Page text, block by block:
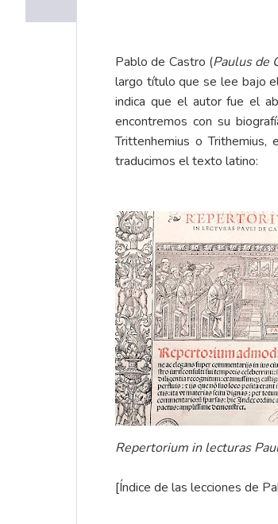
Pablo de Castro (Paulus de
largo título que se lee bajo
indica que el autor fue el
encontremos con su
Trittenhemius o
traducimos el texto latino:
Repertorium in lecturas
[Índice de las lecciones de